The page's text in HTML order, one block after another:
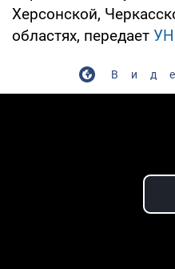
Херсонской,
областях, передает